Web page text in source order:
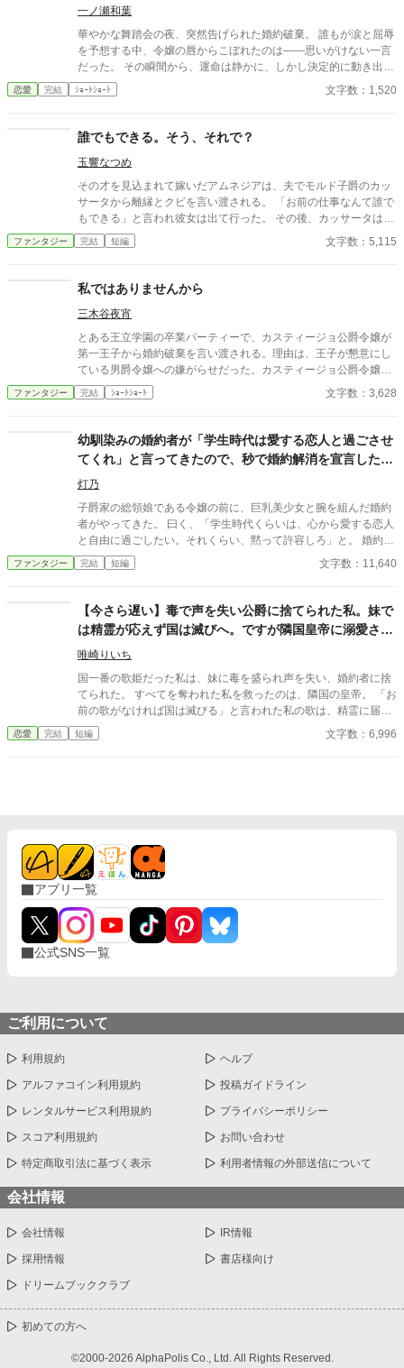
一ノ瀬和葉
華やかな舞踏会の夜、突然告げられた婚約破棄。 誰もが涙と屈辱
を予想する中、令嬢の唇からこぼれたのは――思いがけない一言
だった。 その瞬間から、運命は静かに、しかし決定的に動き出
す。 ※ご都合です、小説家になろう様でも投稿しています。
恋愛 完結 ｼｮｰﾄｼｮｰﾄ 文字数：1,520
誰でもできる。そう、それで？
玉響なつめ
その才を見込まれて嫁いだアムネジアは、夫でモルド子爵のカッ
サータから離縁とクビを言い渡される。 「お前の仕事なんて誰で
もできる」と言われ彼女は出て行った。 その後、カッサータはど
うなったのか？ ※小説家になろう・カクヨムでも公開しています
ファンタジー 完結 短編 文字数：5,115
私ではありませんから
三木谷夜宵
とある王立学園の卒業パーティーで、カスティージョ公爵令嬢が
第一王子から婚約破棄を言い渡される。理由は、王子が懇意にし
ている男爵令嬢への嫌がらせだった。カスティージョ公爵令嬢は
冷静な態度で言った。「お話は判りました。婚約破棄の件、父と
妹に報告させていただきます」「待て。父親は判るが、なぜ妹に
ありませんから」 はじめて書いた婚約破棄もの。 カクヨムでも公
開しています。
ファンタジー 完結 ｼｮｰﾄｼｮｰﾄ 文字数：3,628
幼馴染みの婚約者が「学生時代は愛する恋人と過ごさせ
てくれ」と言ってきたので、秒で婚約解消を宣言した令
嬢の前世が、社畜のおっさんだった件。
灯乃
子爵家の総領娘である令嬢の前に、巨乳美少女と腕を組んだ婚約
者がやってきた。 曰く、「学生時代くらいは、心から愛する恋人
と自由に過ごしたい。それくらい、黙って許容しろ」と。 婚約者
を甘やかし過ぎていたことに気付いた彼女は、その場で婚約解消
を宣言する。 前半はたぶん普通の令嬢もの、後半はおっさんコメ
ファンタジー 完結 短編 文字数：11,640
【今さら遅い】毒で声を失い公爵に捨てられた私。妹で
は精霊が応えず国は滅びへ。ですが隣国皇帝に溺愛され
る私に、今さら縋ってきても遅いです
唯崎りいち
国一番の歌姫だった私は、妹に毒を盛られ声を失い、婚約者に捨
てられた。 すべてを奪われた私を救ったのは、隣国の皇帝。 「お
前の歌がなければ国は滅びる」と言われた私の歌は、精霊に届
く“本物”の力を持っていて―― 一方、私を追放した国は偽物の歌
では加護を失い衰退。 今さら元婚約者が縋ってきても、もう遅
恋愛 完結 短編 文字数：6,996
アプリ一覧
公式SNS一覧
ご利用について
利用規約 ヘルプ
アルファコイン利用規約 投稿ガイドライン
レンタルサービス利用規約 プライバシーポリシー
スコア利用規約 お問い合わせ
特定商取引法に基づく表示 利用者情報の外部送信について
会社情報
会社情報 IR情報
採用情報 書店様向け
ドリームブッククラブ
初めての方へ
©2000-2026 AlphaPolis Co., Ltd. All Rights Reserved.